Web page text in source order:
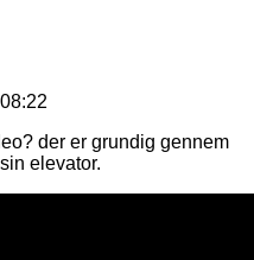
der er grundig gennem
elevator.